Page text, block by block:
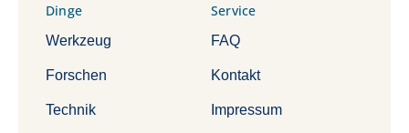
Dinge
Werkzeug
Forschen
Technik
Service
FAQ
Kontakt
Impressum